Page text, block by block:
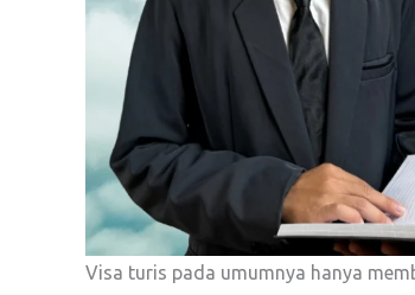
Visa turis pada umumnya hanya